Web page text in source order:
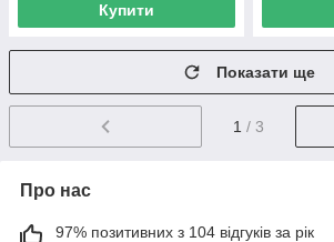
Купити
Показати ще
1 / 3
Про нас
97% позитивних з 104 відгуків за рік